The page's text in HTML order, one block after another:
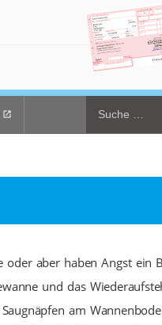
aber haben Angst ein
und das
am